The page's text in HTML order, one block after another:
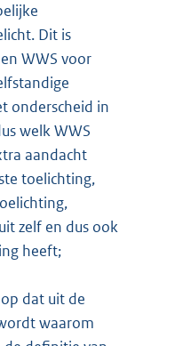
Dit is
WWS voor
onderscheid in
welk WWS
aandacht
toelichting,
zelf en dus ook
heeft;
dat uit de
waarom